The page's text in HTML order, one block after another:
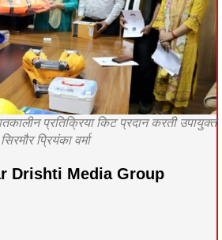
प्रतिक्रिया किट प्रदान करती उपायुक्त
सिरमौर प्रियंका वर्मा
Drishti Media Group